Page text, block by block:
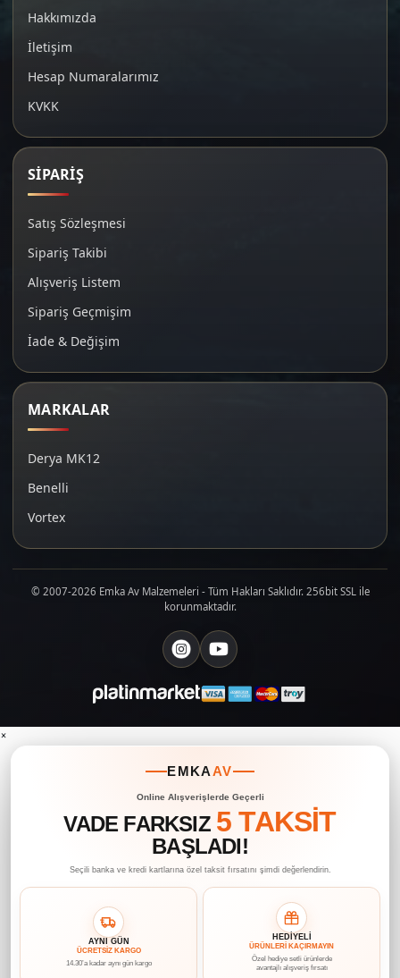
Hakkımızda
İletişim
Hesap Numaralarımız
KVKK
SİPARİŞ
Satış Sözleşmesi
Sipariş Takibi
Alışveriş Listem
Sipariş Geçmişim
İade & Değişim
MARKALAR
Derya MK12
Benelli
Vortex
© 2007-2026 Emka Av Malzemeleri - Tüm Hakları Saklıdır. 256bit SSL ile
korunmaktadır.
×
EMKAAV
Online Alışverişlerde Geçerli
VADE FARKSIZ 5 TAKSİT
BAŞLADI!
Seçili banka ve kredi kartlarına özel taksit fırsatını şimdi değerlendirin.
AYNI GÜN
ÜCRETSİZ KARGO
14.30’a kadar aynı gün kargo
HEDİYELİ
ÜRÜNLERİ KAÇIRMAYIN
Özel hediye setli ürünlerde
avantajlı alışveriş fırsatı